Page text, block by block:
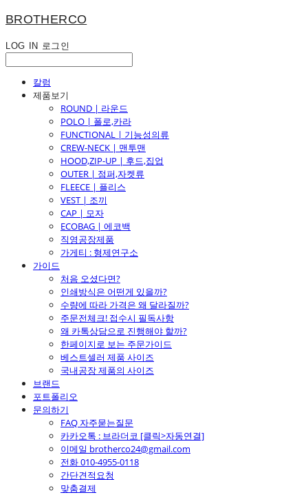
BROTHERCO
LOG IN 로그인
칼럼
제품보기
ROUND | 라운드
POLO | 폴로,카라
FUNCTIONAL | 기능성의류
CREW-NECK | 맨투맨
HOOD,ZIP-UP | 후드,집업
OUTER | 점퍼,자켓류
FLEECE | 플리스
VEST | 조끼
CAP | 모자
ECOBAG | 에코백
직영공장제품
가게티 : 형제연구소
가이드
처음 오셨다면?
인쇄방식은 어떤게 있을까?
수량에 따라 가격은 왜 달라질까?
주문전체크! 접수시 필독사항
왜 카톡상담으로 진행해야 할까?
한페이지로 보는 주문가이드
베스트셀러 제품 사이즈
국내공장 제품의 사이즈
브랜드
포트폴리오
문의하기
FAQ 자주묻는질문
카카오톡 : 브라더코 [클릭>자동연결]
이메일 brotherco24@gmail.com
전화 010-4955-0118
간단견적요청
맞춤결제